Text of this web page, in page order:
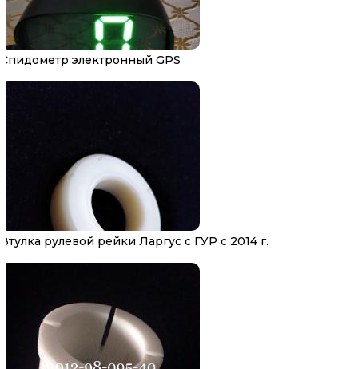
Спидометр электронный GPS
Втулка рулевой рейки Ларгус с ГУР с 2014 г.